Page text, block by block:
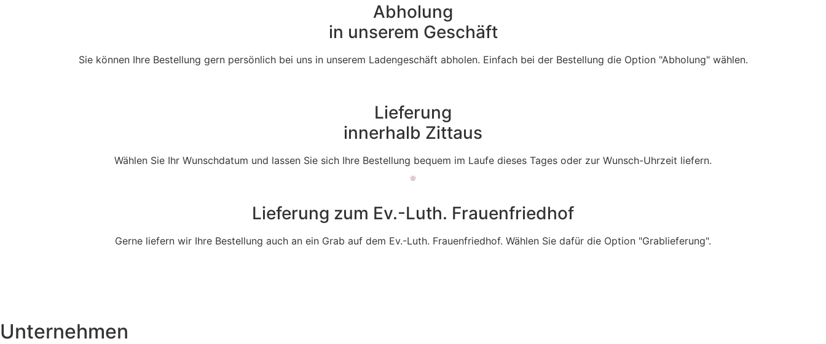
Abholung
in unserem Geschäft
Sie können Ihre Bestellung gern persönlich bei uns in unserem Ladengeschäft abholen. Einfach bei der Bestellung die Option "Abholung" wählen.
Lieferung
innerhalb Zittaus
Wählen Sie Ihr Wunschdatum und lassen Sie sich Ihre Bestellung bequem im Laufe dieses Tages oder zur Wunsch-Uhrzeit liefern.
Lieferung zum Ev.-Luth. Frauenfriedhof
Gerne liefern wir Ihre Bestellung auch an ein Grab auf dem Ev.-Luth. Frauenfriedhof. Wählen Sie dafür die Option "Grablieferung".
Unternehmen